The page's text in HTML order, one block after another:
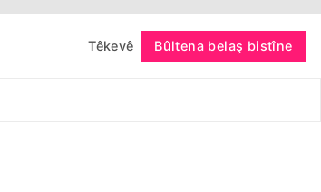
Têkevê Bûltena belaş bistîne
bişopîne